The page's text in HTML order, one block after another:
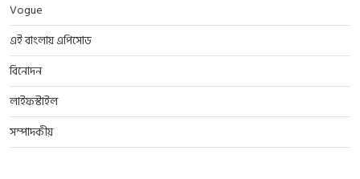
Vogue
এই বাংলায় এপিসোড
বিনোদন
লাইফস্টাইল
সম্পাদকীয়